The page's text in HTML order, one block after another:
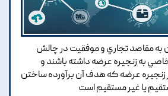
به مقاصد تجاري و موفقيت در چالش
به زنجيره عرضه داشته باشند و
زنجيره عرضه که هدف آن برآورده ساختن
يا غير مستقيم است